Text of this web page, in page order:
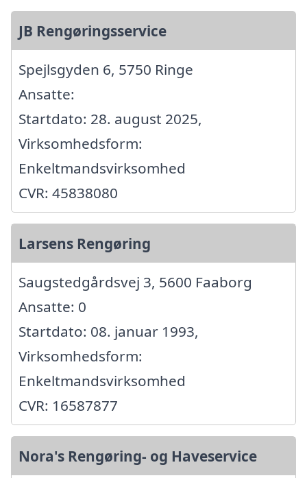
JB Rengøringsservice
Spejlsgyden 6, 5750 Ringe
Ansatte:
Startdato: 28. august 2025,
Virksomhedsform:
Enkeltmandsvirksomhed
CVR: 45838080
Larsens Rengøring
Saugstedgårdsvej 3, 5600 Faaborg
Ansatte: 0
Startdato: 08. januar 1993,
Virksomhedsform:
Enkeltmandsvirksomhed
CVR: 16587877
Nora's Rengøring- og Haveservice